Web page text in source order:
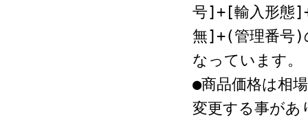
号]+[輸入形態
無]+(管理番号)
なっています。
●商品価格は相
変更する事があ